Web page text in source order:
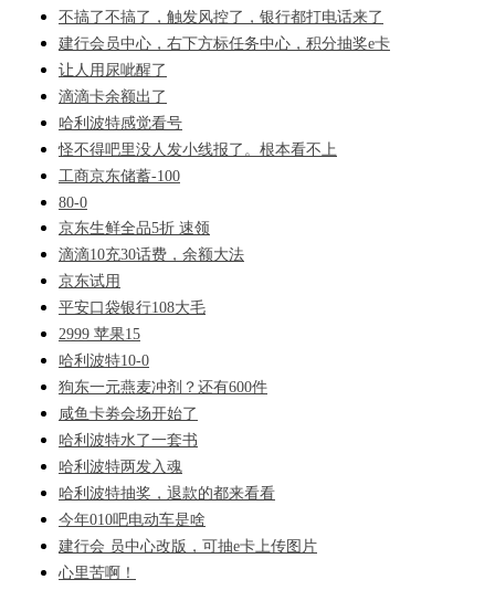
不搞了不搞了，触发风控了，银行都打电话来了
建行会员中心，右下方标任务中心，积分抽奖e卡
让人用尿呲醒了
滴滴卡余额出了
哈利波特感觉看号
怪不得吧里没人发小线报了。根本看不上
工商京东储蓄-100
80-0
京东生鲜全品5折 速领
滴滴10充30话费，余额大法
京东试用
平安口袋银行108大毛
2999 苹果15
哈利波特10-0
狗东一元燕麦冲剂？还有600件
咸鱼卡劵会场开始了
哈利波特水了一套书
哈利波特两发入魂
哈利波特抽奖，退款的都来看看
今年010吧电动车是啥
建行会 员中心改版，可抽e卡上传图片
心里苦啊！